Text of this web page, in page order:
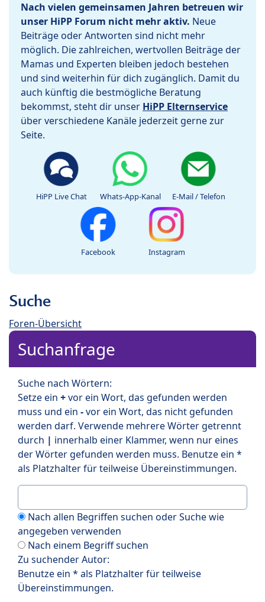
Nach vielen gemeinsamen Jahren betreuen wir
unser HiPP Forum nicht mehr aktiv. Neue
Beiträge oder Antworten sind nicht mehr
möglich. Die zahlreichen, wertvollen Beiträge der
Mamas und Experten bleiben jedoch bestehen
und sind weiterhin für dich zugänglich. Damit du
auch künftig die bestmögliche Beratung
bekommst, steht dir unser HiPP Elternservice
über verschiedene Kanäle jederzeit gerne zur
Seite.
HiPP Live Chat Whats-App-Kanal E-Mail / Telefon
Facebook Instagram
Suche
Foren-Übersicht
Suchanfrage
Suche nach Wörtern:
Setze ein +vor ein Wort, das gefunden werden
muss und ein -vor ein Wort, das nicht gefunden
werden darf. Verwende mehrere Wörter getrennt
durch | innerhalb einer Klammer, wenn nur eines
der Wörter gefunden werden muss. Benutze ein *
als Platzhalter für teilweise Übereinstimmungen.
Nach allen Begriffen suchen oder Suche wie
angegeben verwenden
Nach einem Begriff suchen
Zu suchender Autor:
Benutze ein * als Platzhalter für teilweise
Übereinstimmungen.